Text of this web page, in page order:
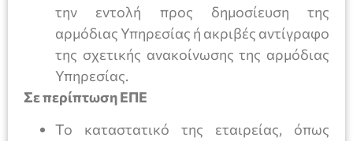
την εντολή προς δημοσίευση της
αρμόδιας Υπηρεσίας ή ακριβές αντίγραφο
της σχετικής ανακοίνωσης της αρμόδιας
Υπηρεσίας.
Σε περίπτωση ΕΠΕ
Το καταστατικό της εταιρείας, όπως